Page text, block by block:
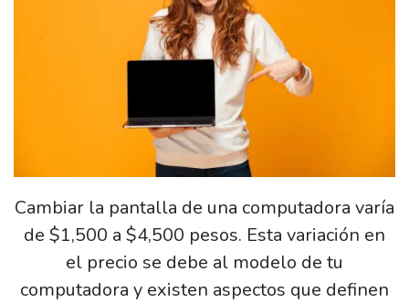
Cambiar la pantalla de una computadora varía
de $1,500 a $4,500 pesos. Esta variación en
el precio se debe al modelo de tu
computadora y existen aspectos que definen